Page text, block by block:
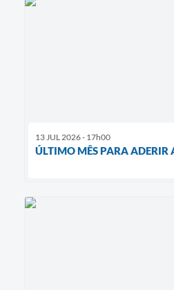
13 JUL 2026 - 17h00
ÚLTIMO MÊS PARA ADERIR